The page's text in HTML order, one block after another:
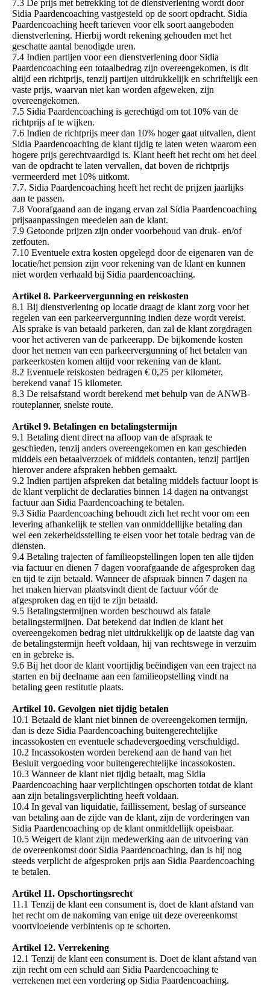
7.3 De prijs met betrekking tot de dienstverlening wordt door
Sidia Paardencoaching vastgesteld op de soort opdracht. Sidia
Paardencoaching heeft tarieven voor elk soort aangeboden
dienstverlening. Hierbij wordt rekening gehouden met het
geschatte aantal benodigde uren.
7.4 Indien partijen voor een dienstverlening door Sidia
Paardencoaching een totaalbedrag zijn overeengekomen, is dit
altijd een richtprijs, tenzij partijen uitdrukkelijk en schriftelijk een
vaste prijs, waarvan niet kan worden afgeweken, zijn
overeengekomen.
7.5 Sidia Paardencoaching is gerechtigd om tot 10% van de
richtprijs af te wijken.
7.6 Indien de richtprijs meer dan 10% hoger gaat uitvallen, dient
Sidia Paardencoaching de klant tijdig te laten weten waarom een
hogere prijs gerechtvaardigd is. Klant heeft het recht om het deel
van de opdracht te laten vervallen, dat boven de richtprijs
vermeerderd met 10% uitkomt.
7.7. Sidia Paardencoaching heeft het recht de prijzen jaarlijks
aan te passen.
7.8 Voorafgaand aan de ingang ervan zal Sidia Paardencoaching
prijsaanpassingen meedelen aan de klant.
7.9 Getoonde prijzen zijn onder voorbehoud van druk- en/of
zetfouten.
7.10 Eventuele extra kosten opgelegd door de eigenaren van de
locatie/het pension zijn voor rekening van de klant en kunnen
niet worden verhaald bij Sidia paardencoaching.
Artikel 8. Parkeervergunning en reiskosten
8.1 Bij dienstverlening op locatie draagt de klant zorg voor het
regelen van een parkeervergunning indien deze wordt vereist.
Als sprake is van betaald parkeren, dan zal de klant zorgdragen
voor het activeren van de parkeerapp. De bijkomende kosten
door het nemen van een parkeervergunning of het betalen van
parkeerkosten komen altijd voor rekening van de klant.
8.2 Eventuele reiskosten bedragen € 0,25 per kilometer,
berekend vanaf 15 kilometer.
8.3 De reisafstand wordt berekend met behulp van de ANWB-
routeplanner, snelste route.
Artikel 9. Betalingen en betalingstermijn
9.1 Betaling dient direct na afloop van de afspraak te
geschieden, tenzij anders overeengekomen en kan geschieden
middels een betaalverzoek of middels contanten, tenzij partijen
hierover andere afspraken hebben gemaakt.
9.2 Indien partijen afspreken dat betaling middels factuur loopt is
de klant verplicht de declaraties binnen 14 dagen na ontvangst
factuur aan Sidia Paardencoaching te betalen.
9.3 Sidia Paardencoaching behoudt zich het recht voor om een
levering afhankelijk te stellen van onmiddellijke betaling dan
wel een zekerheidsstelling te eisen voor het totale bedrag van de
diensten.
9.4 Betaling trajecten of familieopstellingen lopen ten alle tijden
via factuur en dienen 7 dagen voorafgaande de afgesproken dag
en tijd te zijn betaald. Wanneer de afspraak binnen 7 dagen na
het maken hiervan plaatsvindt dient de factuur vóór de
afgesproken dag en tijd te zijn betaald.
9.5 Betalingstermijnen worden beschouwd als fatale
betalingstermijnen. Dat betekend dat indien de klant het
overeengekomen bedrag niet uitdrukkelijk op de laatste dag van
de betalingstermijn heeft voldaan, hij van rechtswege in verzuim
en in gebreke is.
9.6 Bij het door de klant voortijdig beëindigen van een traject na
starten en bij deelname aan een familieopstelling vindt na
betaling geen restitutie plaats.
Artikel 10. Gevolgen niet tijdig betalen
10.1 Betaald de klant niet binnen de overeengekomen termijn,
dan is deze Sidia Paardencoaching buitengerechtelijke
incassokosten en eventuele schadevergoeding verschuldigd.
10.2 Incassokosten worden berekend aan de hand van het
Besluit vergoeding voor buitengerechtelijke incassokosten.
10.3 Wanneer de klant niet tijdig betaalt, mag Sidia
Paardencoaching haar verplichtingen opschorten totdat de klant
aan zijn betalingsverplichting heeft voldaan.
10.4 In geval van liquidatie, faillissement, beslag of surseance
van betaling aan de zijde van de klant, zijn de vorderingen van
Sidia Paardencoaching op de klant onmiddellijk opeisbaar.
10.5 Weigert de klant zijn medewerking aan de uitvoering van
de overeenkomst door Sidia Paardencoaching, dan is hij nog
steeds verplicht de afgesproken prijs aan Sidia Paardencoaching
te betalen.
Artikel 11. Opschortingsrecht
11.1 Tenzij de klant een consument is, doet de klant afstand van
het recht om de nakoming van enige uit deze overeenkomst
voortvloeiende verbintenis op te schorten.
Artikel 12. Verrekening
12.1 Tenzij de klant een consument is. Doet de klant afstand van
zijn recht om een schuld aan Sidia Paardencoaching te
verrekenen met een vordering op Sidia Paardencoaching.